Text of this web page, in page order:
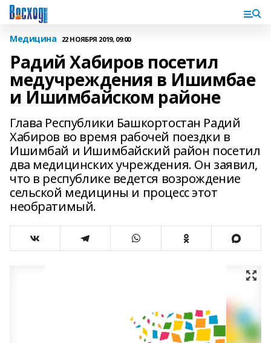
Медицина 22 НОЯБРЯ 2019, 09:00
Радий Хабиров посетил
медучреждения в Ишимбае
и Ишимбайском районе
Глава Республики Башкортостан Радий
Хабиров во время рабочей поездки в
Ишимбай и Ишимбайский район посетил
два медицинских учреждения. Он заявил,
что в республике ведется возрождение
сельской медицины и процесс этот
необратимый.